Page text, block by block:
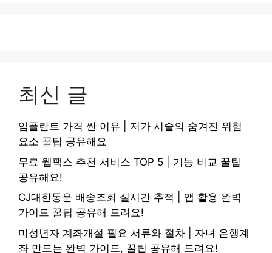
최신 글
임플란트 가격 싼 이유 | 저가 시술의 숨겨진 위험
요소 꿀팁 공유해요
무료 웹팩스 추천 서비스 TOP 5 | 기능 비교 꿀팁
공유해요!
CJ대한통운 배송조회 실시간 추적 | 앱 활용 완벽
가이드 꿀팁 공유해 드려요!
미성년자 계좌개설 필요 서류와 절차 | 자녀 은행계
좌 만드는 완벽 가이드, 꿀팁 공유해 드려요!